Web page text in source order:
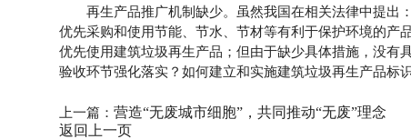
再生产品推广机制缺少。虽然我国在相关法律中提出：
优先采购和使用节能、节水、节材等有利于保护环境的产
优先使用建筑垃圾再生产品；但由于缺少具体措施，没有
验收环节强化落实？如何建立和实施建筑垃圾再生产品标
上一篇：营造“无废城市细胞”，共同推动“无废”理念
返回上一页